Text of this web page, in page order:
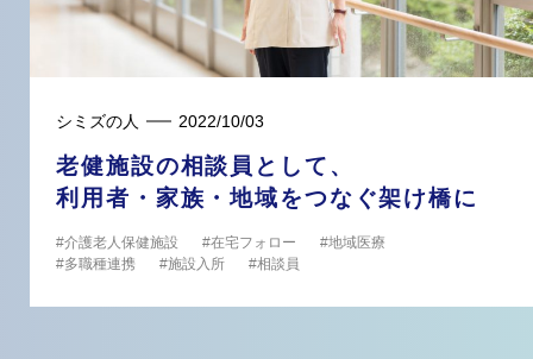
シミズの人 2022/10/03
老健施設の相談員として、
利用者・家族・地域をつなぐ架け橋に
介護老人保健施設 在宅フォロー
地域医療
多職種連携
施設入所 相談員